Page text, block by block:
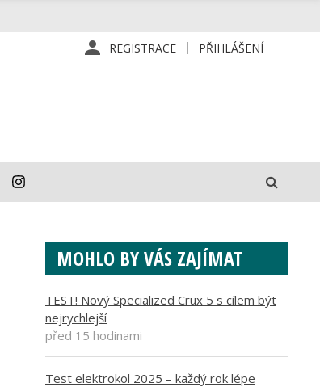
REGISTRACE PŘIHLÁŠENÍ
MOHLO BY VÁS ZAJÍMAT
TEST! Nový Specialized Crux 5 s cílem být
nejrychlejší
před 15 hodinami
Test elektrokol 2025 – každý rok lépe